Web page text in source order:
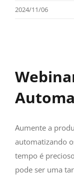
2024/11/06
Aumente a
automatizando
tempo é
pode ser uma